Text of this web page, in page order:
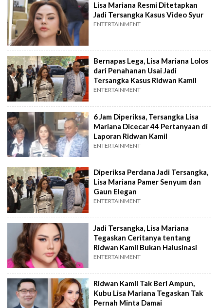
Lisa Mariana Resmi Ditetapkan
Jadi Tersangka Kasus Video Syur
ENTERTAINMENT
Bernapas Lega, Lisa Mariana Lolos
dari Penahanan Usai Jadi
Tersangka Kasus Ridwan Kamil
ENTERTAINMENT
6 Jam Diperiksa, Tersangka Lisa
Mariana Dicecar 44 Pertanyaan di
Laporan Ridwan Kamil
ENTERTAINMENT
Diperiksa Perdana Jadi Tersangka,
Lisa Mariana Pamer Senyum dan
Gaun Elegan
ENTERTAINMENT
Jadi Tersangka, Lisa Mariana
Tegaskan Ceritanya tentang
Ridwan Kamil Bukan Halusinasi
ENTERTAINMENT
Ridwan Kamil Tak Beri Ampun,
Kubu Lisa Mariana Tegaskan Tak
Pernah Minta Damai